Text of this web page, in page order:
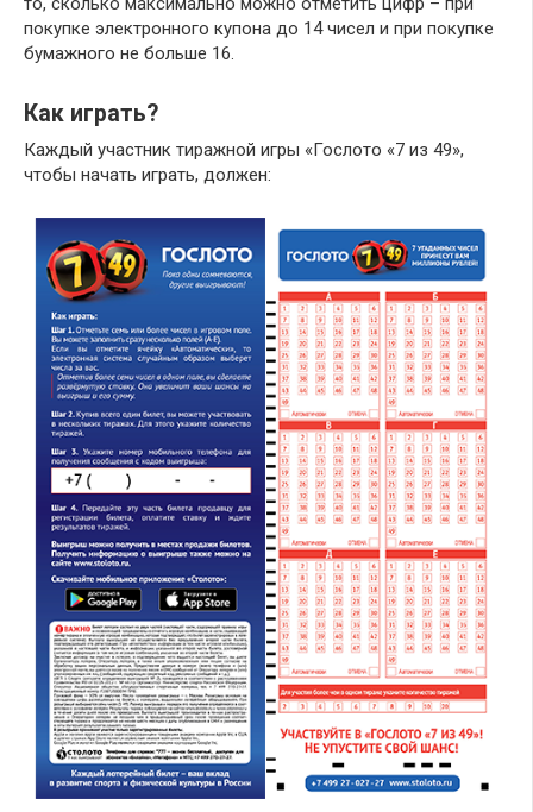
покупке электронного купона до 14 чисел и при покупке
бумажного не больше 16.
Как играть?
Каждый участник тиражной игры «Гослото «7 из 49»,
чтобы начать играть, должен: